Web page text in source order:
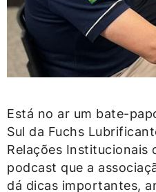
Está no ar um bate-
Sul da Fuchs
Relações Institucionais
podcast que a
dá dicas importantes,